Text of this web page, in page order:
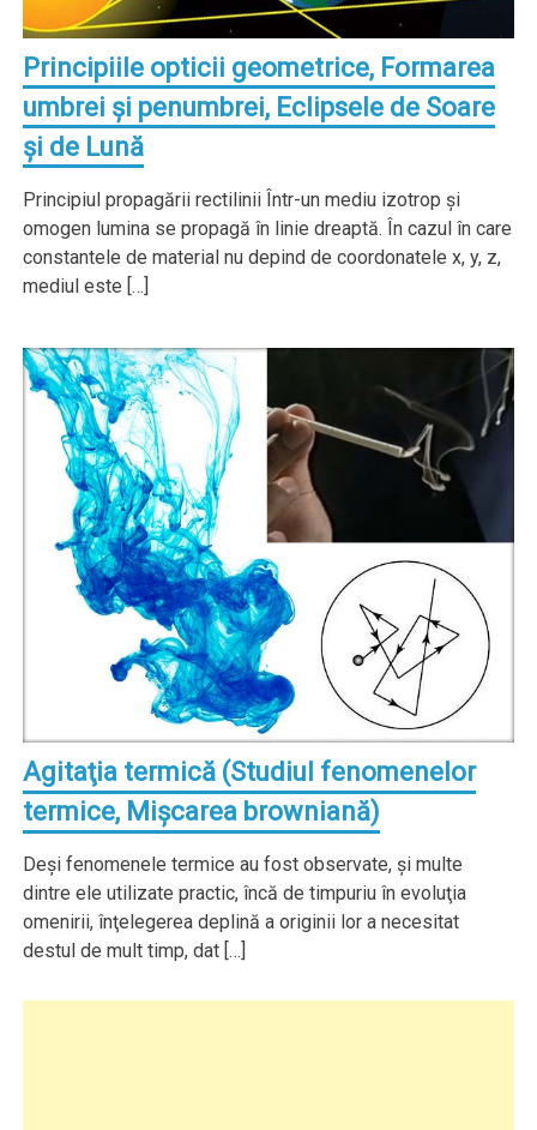
Principiile opticii geometrice, Formarea
umbrei şi penumbrei, Eclipsele de Soare
şi de Lună
Principiul propagării rectilinii Într-un mediu izotrop şi
omogen lumina se propagă în linie dreaptă. În cazul în care
constantele de material nu depind de coordonatele x, y, z,
mediul este […]
Agitaţia termică (Studiul fenomenelor
termice, Mişcarea browniană)
Deşi fenomenele termice au fost observate, şi multe
dintre ele utilizate practic, încă de timpuriu în evoluţia
omenirii, înţelegerea deplină a originii lor a necesitat
destul de mult timp, dat […]